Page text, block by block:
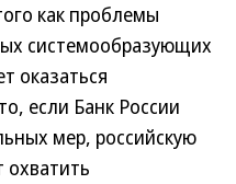
как проблемы
системообразующих
оказаться
если Банк России
мер, российскую
охватить